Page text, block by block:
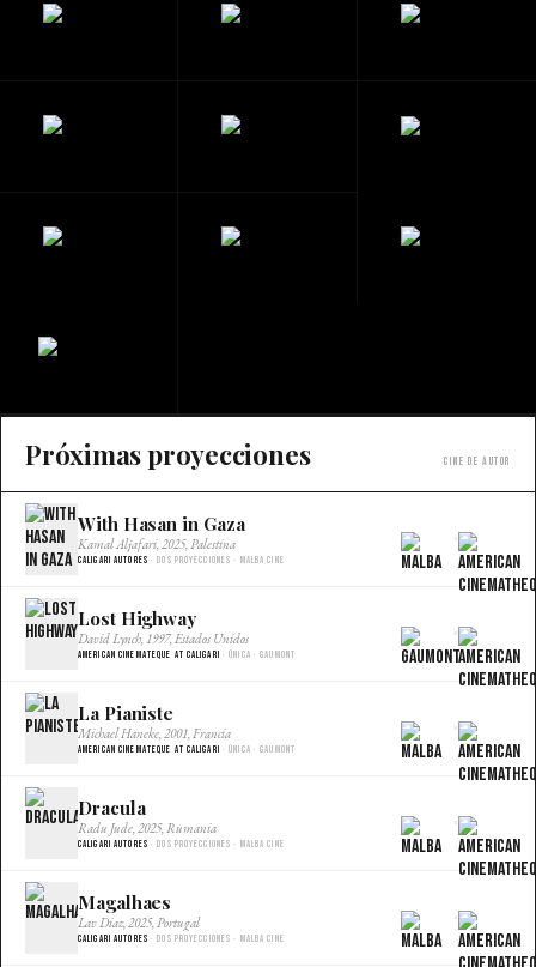
Próximas proyecciones Cine de autor
With Hasan in Gaza
Kamal Aljafari, 2025, Palestina
Caligari Autores · Dos proyecciones · Malba Cine
×
Lost Highway
David Lynch, 1997, Estados Unidos
American Cinemateque at Caligari · Única · Gaumont
×
La Pianiste
Michael Haneke, 2001, Francia
American Cinemateque at Caligari · Única · Gaumont
×
Dracula
Radu Jude, 2025, Rumania
Caligari Autores · Dos proyecciones · Malba Cine
×
Magalhaes
Lav Diaz, 2025, Portugal
Caligari Autores · Dos proyecciones · Malba Cine
×